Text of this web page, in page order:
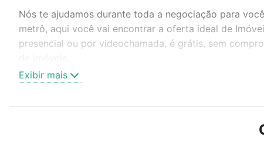
Nós te ajudamos durante toda a negociação para
metrô, aqui você vai encontrar a oferta ideal de
presencial ou por videochamada, é grátis, sem
Como escolher um imóvel?
Use barra de busca no topo para pesquisar por
ou sem vaga de garagem para combinar
Imóveis com 4 suites à venda em Chácara Três
Exibir mais